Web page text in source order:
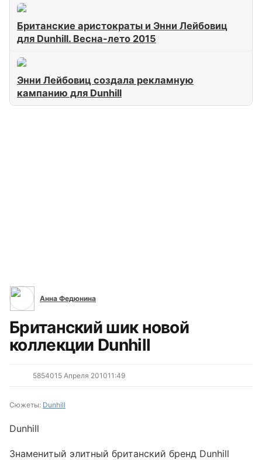
Британские аристократы и Энни Лейбовиц
для Dunhill. Весна-лето 2015
Энни Лейбовиц создала рекламную
кампанию для Dunhill
Анна Федюнина
Британский шик новой
коллекции Dunhill
5854015 Апреля 201011:49
Сюжеты: Dunhill
Dunhill
Знаменитый элитный британский бренд Dunhill